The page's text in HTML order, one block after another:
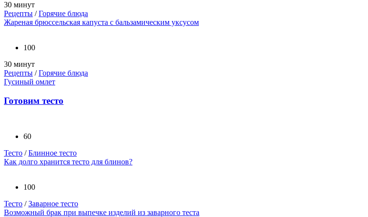
30 минут
Рецепты /Горячие блюда
Жареная брюссельская капуста с бальзамическим уксусом
100
30 минут
Рецепты /Горячие блюда
Гусиный омлет
Готовим тесто
60
Тесто /Блинное тесто
Как долго хранится тесто для блинов?
100
Тесто /Заварное тесто
Возможный брак при выпечке изделий из заварного теста